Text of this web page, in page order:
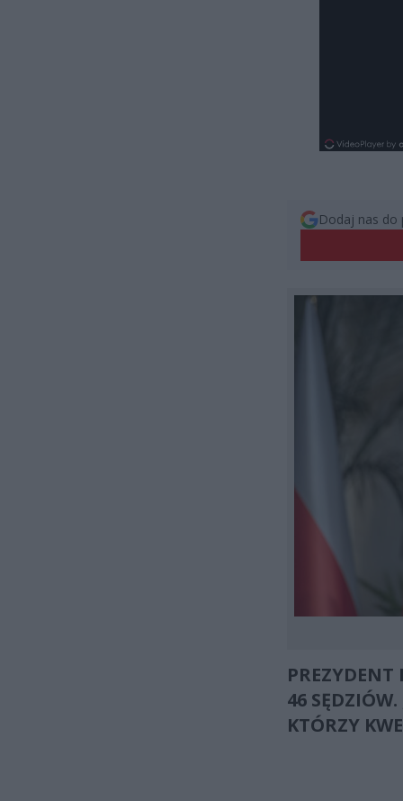
Dodaj nas do
46
KTÓRZY